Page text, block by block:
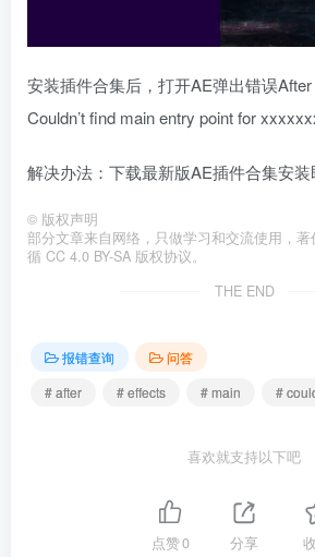
安装插件合集后，打开AE弹出错误After
Couldn’t find main entry point for
解决办法：下载最新版AE插件合集安装
© 版权声明
部分文章来自网络，只做学习和交流使用，
循 CC 4.0 BY-SA 版权协议。
THE END
报错查询
问答
# after
# effects # main #
喜欢就支持以下吧
点赞0 分享